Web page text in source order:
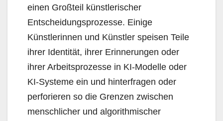
einen Großteil künstlerischer
Entscheidungsprozesse. Einige
Künstlerinnen und Künstler speisen Teile
ihrer Identität, ihrer Erinnerungen oder
ihrer Arbeitsprozesse in KI-Modelle oder
KI-Systeme ein und hinterfragen oder
perforieren so die Grenzen zwischen
menschlicher und algorithmischer